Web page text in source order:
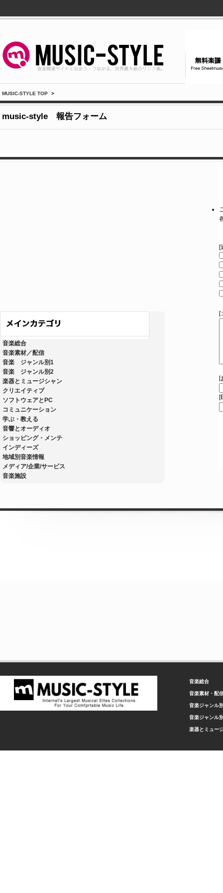
MUSIC-STYLE TOP >
music-style 報告フォーム
音楽総合
音楽素材／配信
音楽 ジャンル別1
音楽 ジャンル別2
楽器とミュージシャン
クリエイティブ
ソフトウェアとPC
コミュニケーション
学ぶ・教える
音響とオーディオ
ショッピング・メンテ
インディーズ
地域別音楽情報
メディア/企業/サービス
音楽施設
[
[
[
音楽総合
音楽素材・配
音楽ジャンル
音楽ジャンル
楽器とミュー